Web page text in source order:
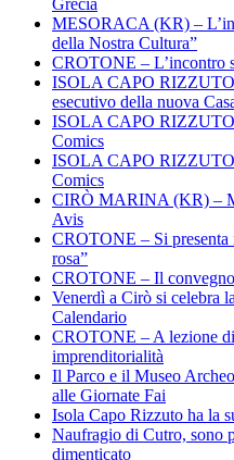
MESORACA (KR) –
della Nostra Cultura”
CROTONE – L’incontro
ISOLA CAPO RIZZUTO
esecutivo della nuova
ISOLA CAPO RIZZUTO
Comics
ISOLA CAPO RIZZUTO
Comics
CIRÒ MARINA (KR) –
Avis
CROTONE – Si
rosa”
CROTONE – Il
Venerdì a Cirò si celebra
Calendario
CROTONE – A lezione
imprenditorialità
Il Parco e il Museo
alle Giornate Fai
Isola Capo Rizzuto ha la
Naufragio di Cutro, sono
dimenticato